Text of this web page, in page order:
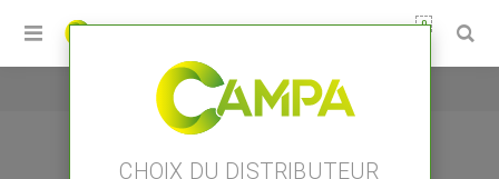
0
Accueil / Kit Station plaque
CHOIX DU DISTRIBUTEUR